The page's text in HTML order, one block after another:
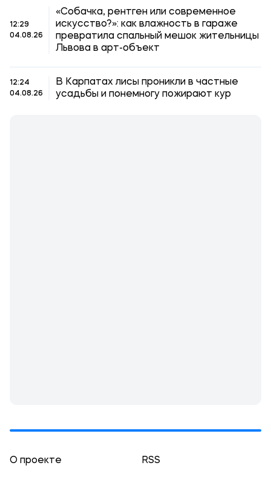
12:29
04.08.26
«Собачка, рентген или современное
искусство?»: как влажность в гараже
превратила спальный мешок жительницы
Львова в арт-объект
12:24
04.08.26
В Карпатах лисы проникли в частные
усадьбы и понемногу пожирают кур
О проекте RSS